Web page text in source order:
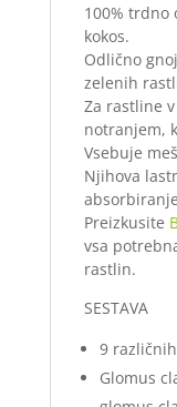
100% trdno
kokos.
Odlično
zelenih
Za rastline
notranjem,
Vsebuje
Njihova
Preizkusite
vsa
rastlin.
SESTAVA
9
Glomus